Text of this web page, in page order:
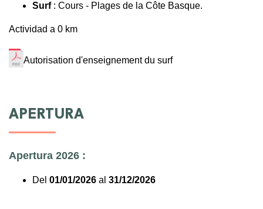
Surf: Cours - Plages de la Côte Basque.
Actividad a 0 km
Autorisation d'enseignement du surf
APERTURA
Apertura 2026 :
Del 01/01/2026 al 31/12/2026